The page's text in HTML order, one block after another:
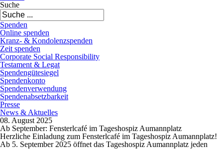
Suche
Spenden
Online spenden
Kranz- & Kondolenzspenden
Zeit spenden
Corporate Social Responsibility
Testament & Legat
Spendengütesiegel
Spendenkonto
Spendenverwendung
Spendenabsetzbarkeit
Presse
News & Aktuelles
08. August 2025
Ab September: Fensterlcafé im Tageshospiz Aumannplatz
Herzliche Einladung zum Fensterlcafé im Tageshospiz Aumannplatz!
Ab 5. September 2025 öffnet das Tageshospiz Aumannplatz jeden